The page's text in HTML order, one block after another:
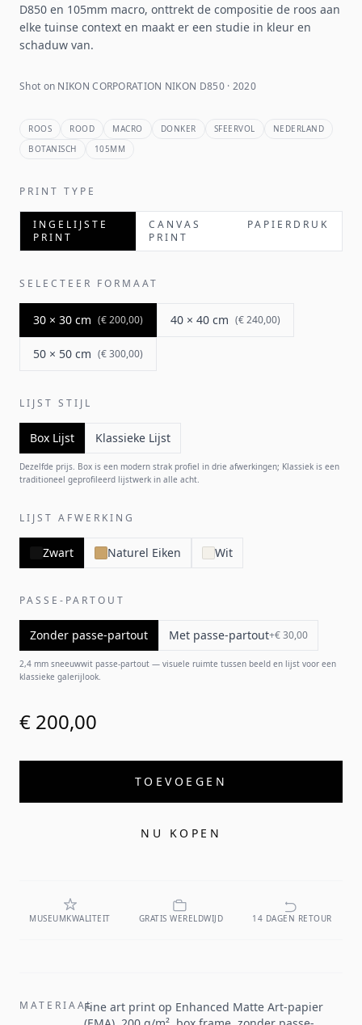
D850 en 105mm macro, onttrekt de compositie de roos aan
elke tuinse context en maakt er een studie in kleur en
schaduw van.
Shot on NIKON CORPORATION NIKON D850 · 2020
ROOS ROOD MACRO DONKER SFEERVOL
NEDERLAND
BOTANISCH
105MM
PRINT TYPE
INGELIJSTE
PRINT
CANVAS
PRINT
PAPIERDRUK
SELECTEER FORMAAT
30 × 30 cm (€ 200,00) 40 × 40 cm (€ 240,00)
50 × 50 cm (€ 300,00)
LIJST STIJL
Box Lijst Klassieke Lijst
Dezelfde prijs. Box is een modern strak profiel in drie afwerkingen; Klassiek is een
traditioneel geprofileerd lijstwerk in alle acht.
LIJST AFWERKING
Zwart Naturel Eiken Wit
PASSE-PARTOUT
Zonder passe-partout Met passe-partout+€ 30,00
2,4 mm sneeuwwit passe-partout — visuele ruimte tussen beeld en lijst voor een
klassieke galerijlook.
€ 200,00
TOEVOEGEN
NU KOPEN
MUSEUMKWALITEIT GRATIS WERELDWIJD 14 DAGEN RETOUR
MATERIAALFine art print op Enhanced Matte Art-papier